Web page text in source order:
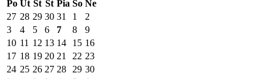
Po Ut St Št Pia So Ne
27 28 29 30 31 1
2
3
4 5 6 7 8
9
10 11 12 13 14 15 16
17 18 19 20 21 22 23
24 25 26 27 28 29 30